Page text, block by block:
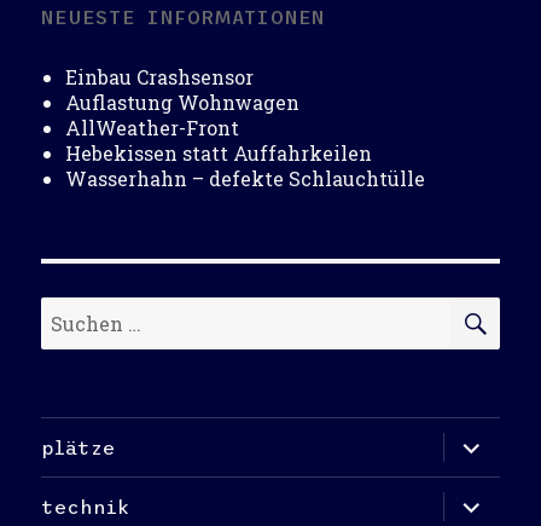
NEUESTE INFORMATIONEN
Einbau Crashsensor
Auflastung Wohnwagen
AllWeather-Front
Hebekissen statt Auffahrkeilen
Wasserhahn – defekte Schlauchtülle
Suchen
nach:
plätze
öffnen
technik